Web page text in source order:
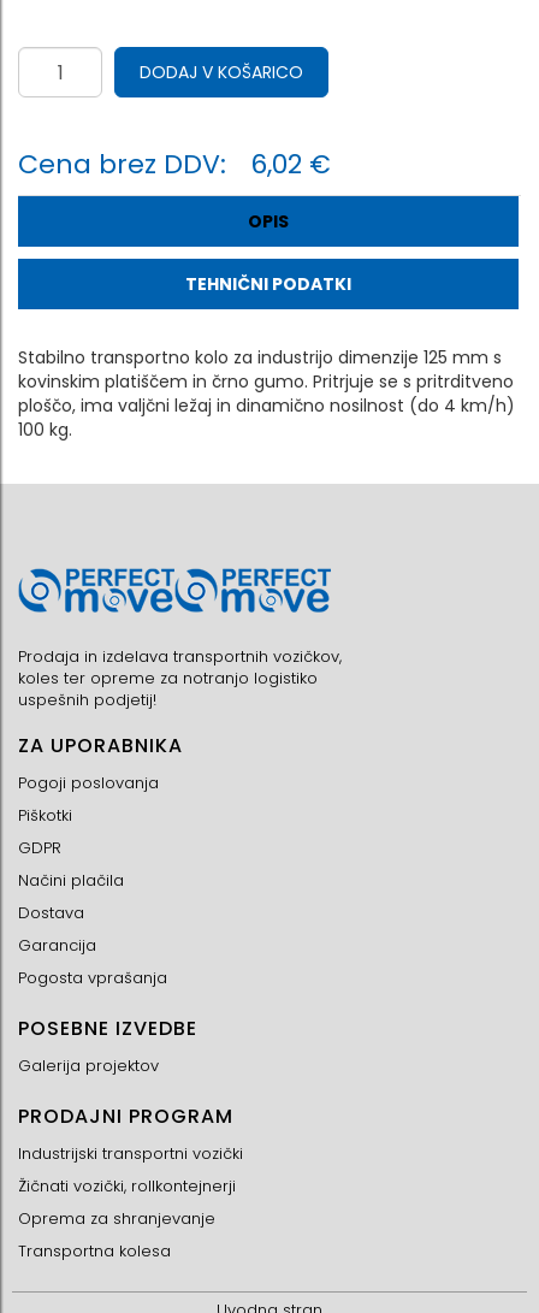
DODAJ V KOŠARICO
Cena brez DDV: 6,02 €
OPIS
TEHNIČNI PODATKI
Stabilno transportno kolo za industrijo dimenzije 125 mm s
kovinskim platiščem in črno gumo. Pritrjuje se s pritrditveno
ploščo, ima valjčni ležaj in dinamično nosilnost (do 4 km/h)
100 kg.
Prodaja in izdelava transportnih vozičkov,
koles ter opreme za notranjo logistiko
uspešnih podjetij!
ZA UPORABNIKA
Pogoji poslovanja
Piškotki
GDPR
Načini plačila
Dostava
Garancija
Pogosta vprašanja
POSEBNE IZVEDBE
Galerija projektov
PRODAJNI PROGRAM
Industrijski transportni vozički
Žičnati vozički, rollkontejnerji
Oprema za shranjevanje
Transportna kolesa